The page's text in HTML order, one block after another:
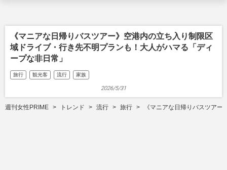
《マニアな日帰りバスツアー》空港内の立ち入り制限区
域ドライブ・行き先不明プランも！大人がハマる「ディ
ープな非日常」
旅行 観光客 流行 家族
2026/5/31
週刊女性PRIME トレンド 流行 旅行 《マニアな日帰りバスツア